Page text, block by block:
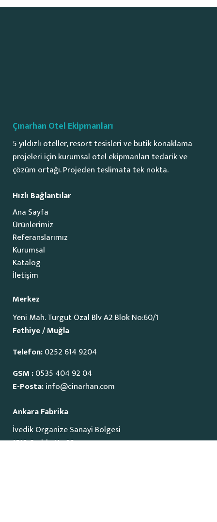
Çınarhan Otel Ekipmanları
5 yıldızlı oteller, resort tesisleri ve butik konaklama
projeleri için kurumsal otel ekipmanları tedarik ve
çözüm ortağı. Projeden teslimata tek nokta.
Hızlı Bağlantılar
Ana Sayfa
Ürünlerimiz
Referanslarımız
Kurumsal
Katalog
İletişim
Merkez
Yeni Mah. Turgut Özal Blv A2 Blok No:60/1
Fethiye / Muğla
Telefon:0252 614 9204
GSM :0535 404 92 04
E-Posta:info@cinarhan.com
Ankara Fabrika
İvedik Organize Sanayi Bölgesi
1515 Cadde No:23